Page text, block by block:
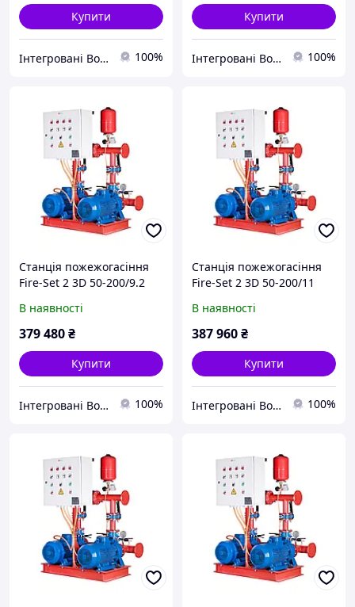
Купити
Інтегровані Водні Технології ТОВ 100%
Купити
Інтегровані Водні Технології ТОВ 100%
Станція пожежогасіння
Fire-Set 2 3D 50-200/9.2
(1роб+1рез)
Сертифікована ДСНС
В наявності
379 480₴
Купити
Інтегровані Водні Технології ТОВ 100%
Станція пожежогасіння
Fire-Set 2 3D 50-200/11
(1роб+1рез)
Сертифікована ДСНС
В наявності
387 960₴
Купити
Інтегровані Водні Технології ТОВ 100%